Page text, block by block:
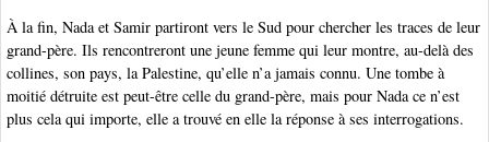
À la fin, Nada et Samir partiront vers le Sud pour chercher les traces de leur
grand-père. Ils rencontreront une jeune femme qui leur montre, au-delà des
collines, son pays, la Palestine, qu’elle n’a jamais connu. Une tombe à
moitié détruite est peut-être celle du grand-père, mais pour Nada ce n’est
plus cela qui importe, elle a trouvé en elle la réponse à ses interrogations.